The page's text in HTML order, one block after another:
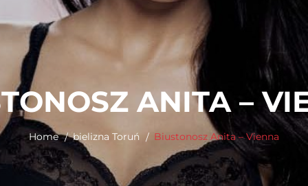
ANITA –
Home bielizna Toruń Biustonosz Anita – Vienna